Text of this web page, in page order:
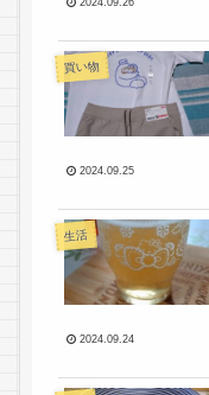
2024.09.26
買い物
2024.09.25
生活
2024.09.24